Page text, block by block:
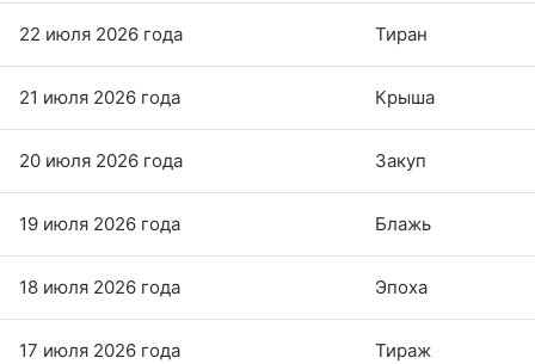
22 июля 2026 года Тиран
21 июля 2026 года Крыша
20 июля 2026 года Закуп
19 июля 2026 года Блажь
18 июля 2026 года Эпоха
17 июля 2026 года Тираж